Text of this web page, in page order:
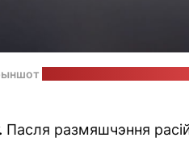
Пасля размяшчэння